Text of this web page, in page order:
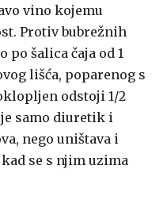
vino kojemu
Protiv bubrežnih
šalica čaja od 1
lišća, poparenog s
odstoji 1/2
samo diuretik i
nego uništava i
se s njim uzima